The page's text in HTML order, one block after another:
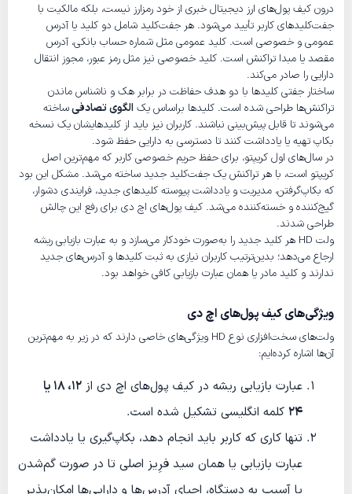
درون کیف پول‌های ارز دیجیتال خبری از خود رمزارز نیست، بلکه مالکیت با
جفت‌کلیدهای کاربر تأیید می‌شود. هر جفت‌کلید شامل دو کلید یا آدرس
عمومی و خصوصی است. کلید عمومی مثل شماره حساب بانکی، آدرس
مقصد یا مبدا تراکنش است. کلید خصوصی نیز مثل رمز عبور، مجوز انتقال
دارایی را صادر می‌کند.
ساختار جفتی کلیدها با دو هدف حفاظت در برابر هک و ناشناس ماندن
تراکنش‌ها طراحی شده است. کلیدها براساس یکالگوی تصادفیساخته
می‌شوند تا قابل‌ پیش‌بینی نباشند. کاربران نیز باید از کلیدهایشان یک نسخه
بکاپ تهیه یا یادداشت کنند تا دسترسی به دارایی حفظ شود.
در سال‌های اول کریپتو، برای حفظ حریم خصوصی کاربر که مهم‌ترین اصل
کریپتو است، با هر تراکنش یک جفت‌کلید جدید ساخته می‌شد. مشکل این بود
که بکاپ‌گرفتن، مدیریت و یادداشت پیوسته کلیدهای جدید، فرایندی دشوار،
گیج‌کننده و خسته‌کننده می‌شد. کیف پول‌های اچ دی برای رفع این چالش
طراحی شدند.
ولت HD هر کلید جدید را به‌صورت خودکار می‌سازد و به عبارت بازیابی ریشه
ارجاع می‌دهد؛ بدین‌ترتیب کاربران نیازی به ثبت کلیدها و آدرس‌های جدید
ندارند و کلید مادر یا همان عبارت بازیابی کافی خواهد بود.
ویژگی‌های کیف پول‌های اچ دی
ولت‌های سخت‌افزاری نوع HD ویژگی‌های خاصی دارند که در زیر به مهم‌ترین
آن‌ها اشاره کرده‌ایم:
عبارت بازیابی ریشه در کیف پول‌های اچ دی از
۱۲، ۱۸ یا
۲۴ کلمه انگلیسی تشکیل شده است.
تنها کاری که کاربر باید انجام دهد، بکاپ‌گیری یا یادداشت
عبارت بازیابی یا همان سید فرِیز اصلی تا در صورت گم‌شدن